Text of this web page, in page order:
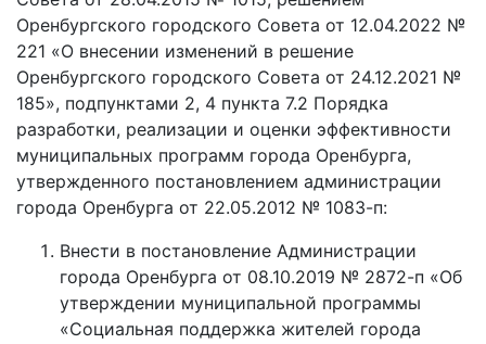
Оренбургского городского Совета от 12.04.2022 №
221 «О внесении изменений в решение
Оренбургского городского Совета от 24.12.2021 №
185», подпунктами 2, 4 пункта 7.2 Порядка
разработки, реализации и оценки эффективности
муниципальных программ города Оренбурга,
утвержденного постановлением администрации
города Оренбурга от 22.05.2012 № 1083-п:
Внести в постановление Администрации
города Оренбурга от 08.10.2019 № 2872-п «Об
утверждении муниципальной программы
«Социальная поддержка жителей города